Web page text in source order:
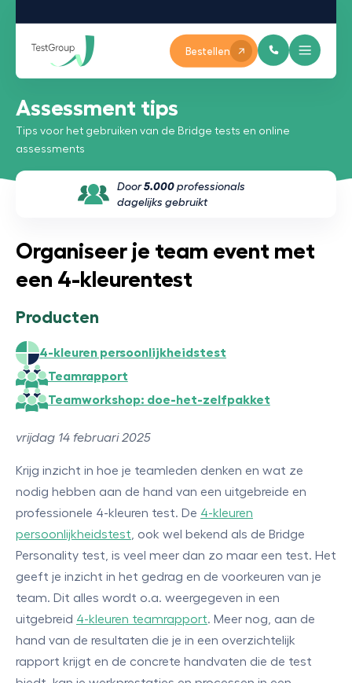
Bestellen
Assessment tips
Tips voor het gebruiken van de Bridge tests en online
assessments
Door5.000 professionals
dagelijks gebruikt
Organiseer je team event met
een 4-kleurentest
Producten
4-kleuren persoonlijkheidstest
Teamrapport
Teamworkshop: doe-het-zelfpakket
vrijdag 14 februari 2025
Krijg inzicht in hoe je teamleden denken en wat ze
nodig hebben aan de hand van een uitgebreide en
professionele 4-kleuren test. De 4-kleuren
persoonlijkheidstest , ook wel bekend als de Bridge
Personality test, is veel meer dan zo maar een test. Het
geeft je inzicht in het gedrag en de voorkeuren van je
team. Dit alles wordt o.a. weergegeven in een
uitgebreid 4-kleuren teamrapport. Meer nog, aan de
hand van de resultaten die je in een overzichtelijk
rapport krijgt en de concrete handvaten die de test